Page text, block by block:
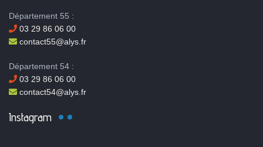
Département 55 :
03 29 86 06 00
contact55@alys.fr
Département 54 :
03 29 86 06 00
contact54@alys.fr
Instagram